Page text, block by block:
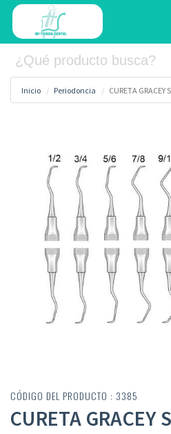
Inicio Periodoncia CURETA GRACEY
CÓDIGO DEL PRODUCTO : 3385
CURETA GRACEY